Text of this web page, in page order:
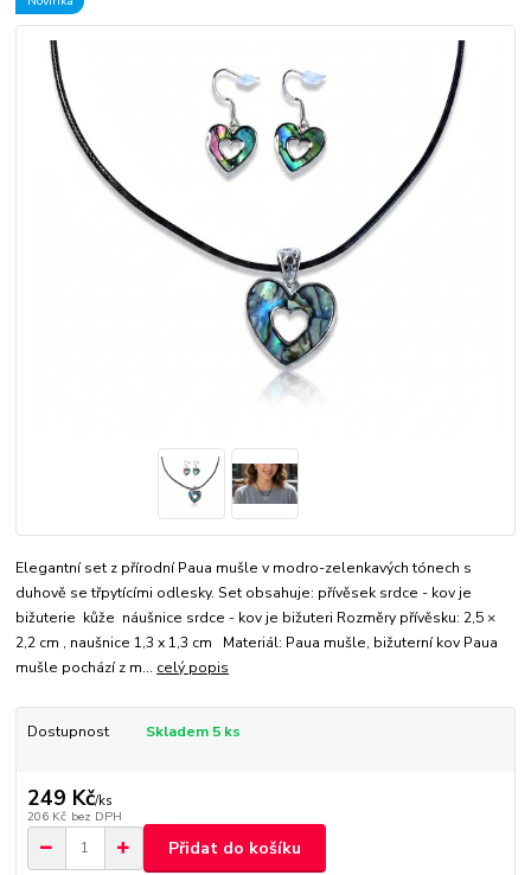
Elegantní set z přírodní Paua mušle v modro-zelenkavých tónech s
duhově se třpytícími odlesky. Set obsahuje: přívěsek srdce - kov je
bižuterie kůže náušnice srdce - kov je bižuteri Rozměry přívěsku: 2,5 ×
2,2 cm , naušnice 1,3 x 1,3 cm Materiál: Paua mušle, bižuterní kov Paua
mušle pochází z m... celý popis
Dostupnost Skladem 5 ks
249 Kč/ks
206 Kč bez DPH
Přidat do košíku